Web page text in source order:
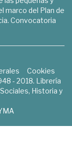
marco del Plan de
Convocatoria
Cookies
- 2018. Librería
Historia y